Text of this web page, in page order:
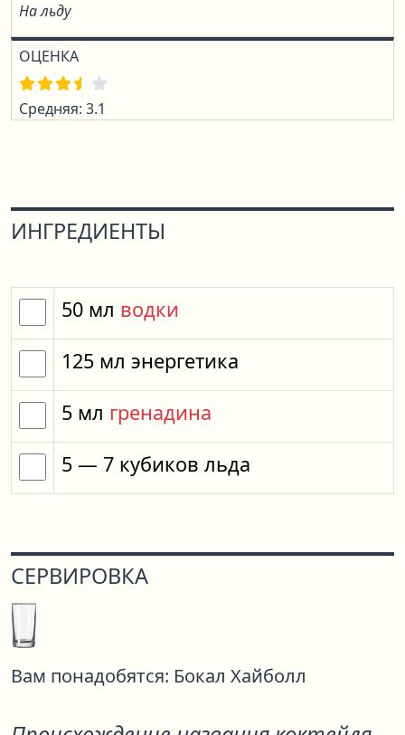
На льду
ОЦЕНКА
Средняя: 3.1
ИНГРЕДИЕНТЫ
50 мл водки
125 мл энергетика
5 мл гренадина
5 — 7 кубиков льда
СЕРВИРОВКА
Вам понадобятся: Бокал Хайболл